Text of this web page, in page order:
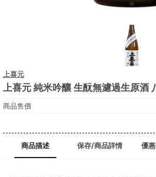
上喜元
上喜元 純米吟釀 生酛無濾過生原酒
商品售價
商品描述 保存/商品詳情 優